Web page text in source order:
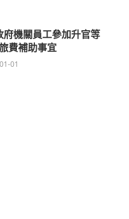
機關員工參加升官等
費補助事宜
01